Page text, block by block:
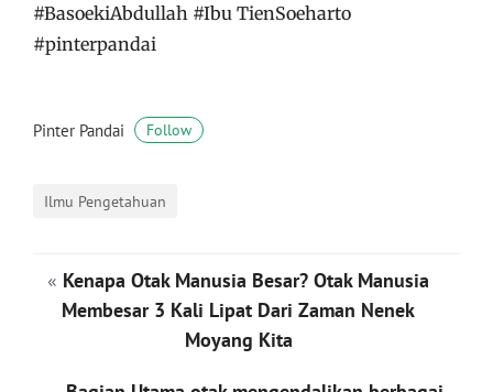
#BasoekiAbdullah #Ibu TienSoeharto
#pinterpandai
Pinter Pandai Follow
Ilmu Pengetahuan
« Kenapa Otak Manusia Besar? Otak Manusia
Membesar 3 Kali Lipat Dari Zaman Nenek
Moyang Kita